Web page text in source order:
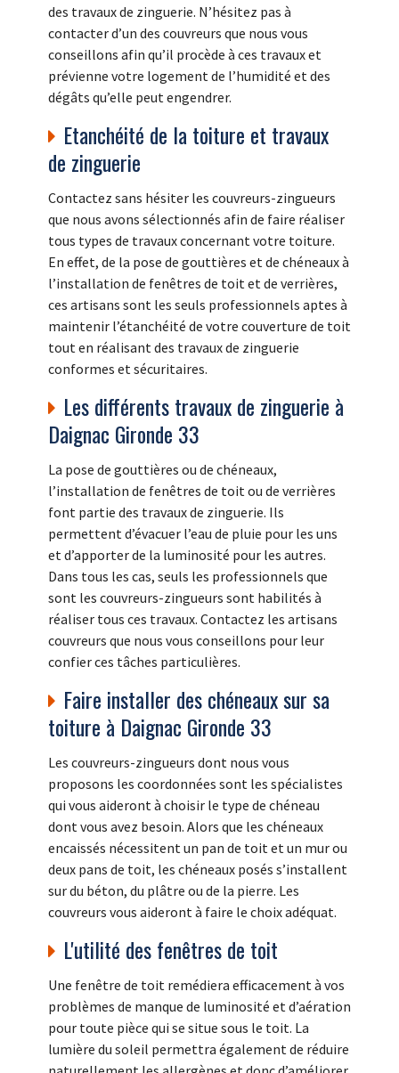
des travaux de zinguerie. N’hésitez pas à
contacter d’un des couvreurs que nous vous
conseillons afin qu’il procède à ces travaux et
prévienne votre logement de l’humidité et des
dégâts qu’elle peut engendrer.
Etanchéité de la toiture et travaux
de zinguerie
Contactez sans hésiter les couvreurs-zingueurs
que nous avons sélectionnés afin de faire réaliser
tous types de travaux concernant votre toiture.
En effet, de la pose de gouttières et de chéneaux à
l’installation de fenêtres de toit et de verrières,
ces artisans sont les seuls professionnels aptes à
maintenir l’étanchéité de votre couverture de toit
tout en réalisant des travaux de zinguerie
conformes et sécuritaires.
Les différents travaux de zinguerie à
Daignac Gironde 33
La pose de gouttières ou de chéneaux,
l’installation de fenêtres de toit ou de verrières
font partie des travaux de zinguerie. Ils
permettent d’évacuer l’eau de pluie pour les uns
et d’apporter de la luminosité pour les autres.
Dans tous les cas, seuls les professionnels que
sont les couvreurs-zingueurs sont habilités à
réaliser tous ces travaux. Contactez les artisans
couvreurs que nous vous conseillons pour leur
confier ces tâches particulières.
Faire installer des chéneaux sur sa
toiture à Daignac Gironde 33
Les couvreurs-zingueurs dont nous vous
proposons les coordonnées sont les spécialistes
qui vous aideront à choisir le type de chéneau
dont vous avez besoin. Alors que les chéneaux
encaissés nécessitent un pan de toit et un mur ou
deux pans de toit, les chéneaux posés s’installent
sur du béton, du plâtre ou de la pierre. Les
couvreurs vous aideront à faire le choix adéquat.
L'utilité des fenêtres de toit
Une fenêtre de toit remédiera efficacement à vos
problèmes de manque de luminosité et d’aération
pour toute pièce qui se situe sous le toit. La
lumière du soleil permettra également de réduire